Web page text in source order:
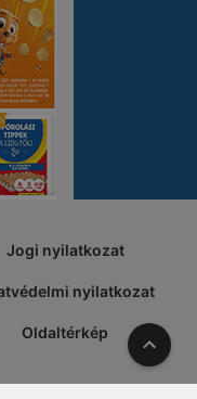
Jogi nyilatkozat
nyilatkozat
Oldaltérkép A